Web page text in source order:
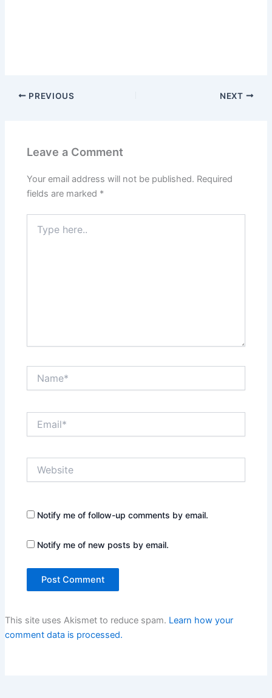
PREVIOUS NEXT
Leave a Comment
Your email address will not be published. Required
fields are marked *
here..
Notify me of follow-up comments by email.
Notify me of new posts by email.
This site uses Akismet to reduce spam. Learn how your
comment data is processed.